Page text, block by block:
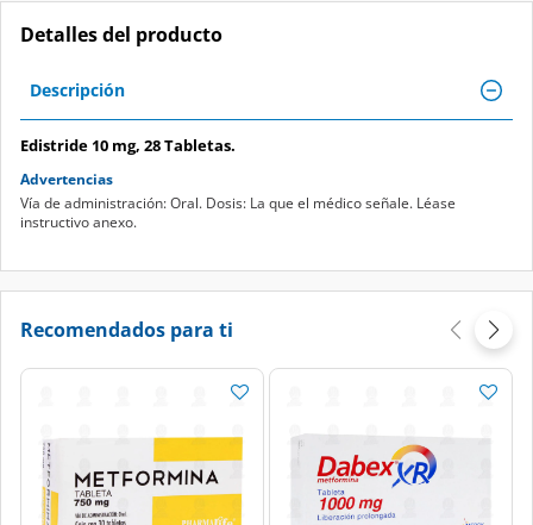
Detalles del producto
Descripción
Edistride 10 mg, 28 Tabletas.
Advertencias
Vía de administración: Oral. Dosis: La que el médico señale. Léase
instructivo anexo.
Recomendados para ti